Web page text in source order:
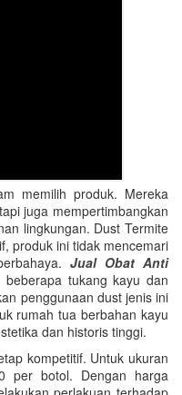
memilih produk. Mereka
juga mempertimbangkan
lingkungan. Dust Termite
produk ini tidak mencemari
Jual Obat Anti
tukang kayu dan
penggunaan dust jenis ini
rumah tua berbahan kayu
dan historis tinggi.
kompetitif. Untuk ukuran
per botol. Dengan harga